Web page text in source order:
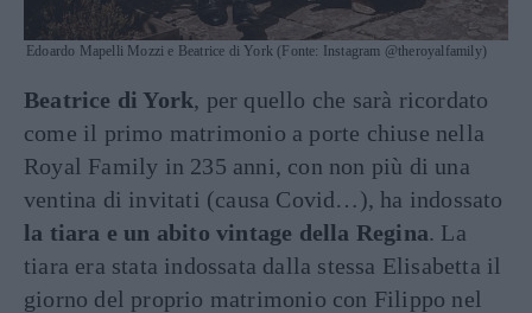
Edoardo Mapelli Mozzi e Beatrice di York (Fonte: Instagram @theroyalfamily)
Beatrice di York, per quello che sarà ricordato
come il primo matrimonio a porte chiuse nella
Royal Family in 235 anni, con non più di una
ventina di invitati (causa Covid…), ha indossato
la tiara e un abito vintage della Regina. La
tiara era stata indossata dalla stessa Elisabetta il
giorno del proprio matrimonio con Filippo nel